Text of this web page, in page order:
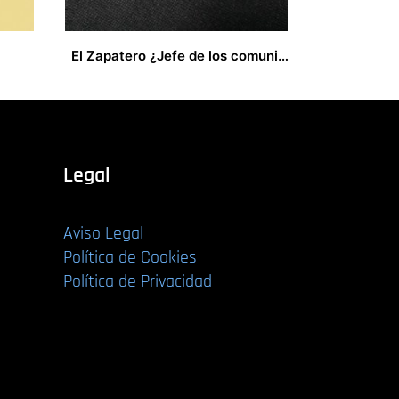
El Zapatero ¿Jefe de los comunistas?
Legal
Aviso Legal
Política de Cookies
Política de Privacidad